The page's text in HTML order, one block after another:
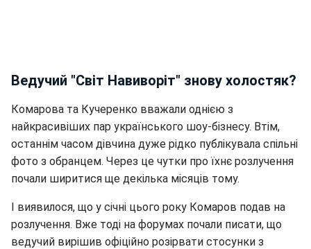
Ведучий "Світ Навиворіт" знову холостяк?
Комарова та Кучеренко вважали однією з
найкрасивіших пар українського шоу-бізнесу. Втім,
останнім часом дівчина дуже рідко публікувала спільні
фото з обранцем. Через це чутки про їхнє розлучення
почали ширитися ще декілька місяців тому.
І виявилося, що у січні цього року Комаров подав на
розлучення. Вже тоді на форумах почали писати, що
ведучий вирішив офіційно розірвати стосунки з